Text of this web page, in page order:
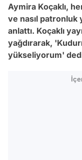
Aymira Koçaklı,
ve nasıl patronluk
anlattı. Koçaklı
yağdırarak,
yükseliyorum'